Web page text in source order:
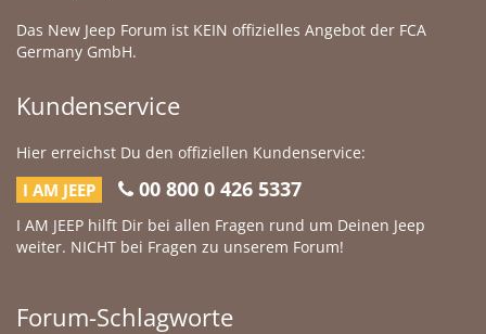
Das New Jeep Forum ist KEIN offizielles Angebot der FCA
Germany GmbH.
Kundenservice
Hier erreichst Du den offiziellen Kundenservice:
I AM JEEP 00 800 0 426 5337
I AM JEEP hilft Dir bei allen Fragen rund um Deinen Jeep
weiter. NICHT bei Fragen zu unserem Forum!
Forum-Schlagworte